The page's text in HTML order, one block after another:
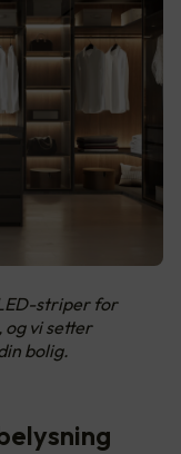
striper for
og vi setter
bolig.